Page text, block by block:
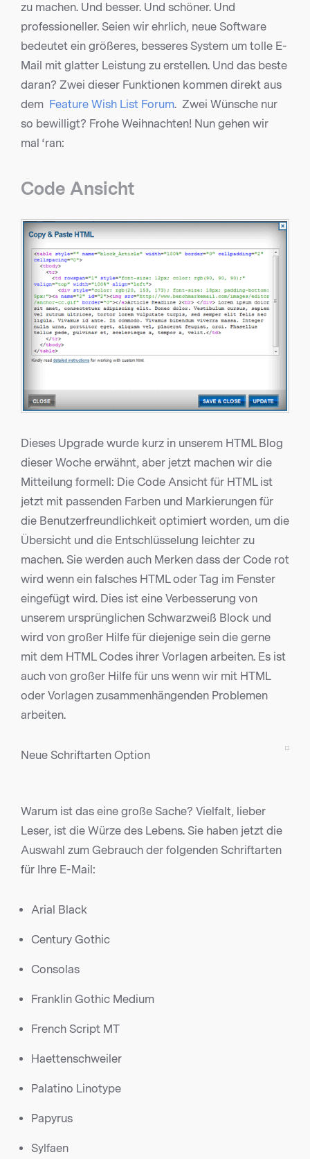
zu machen. Und besser. Und schöner. Und
professioneller. Seien wir ehrlich, neue Software
bedeutet ein größeres, besseres System um tolle E-
Mail mit glatter Leistung zu erstellen. Und das beste
daran? Zwei dieser Funktionen kommen direkt aus
dem Feature Wish List Forum. Zwei Wünsche nur
so bewilligt? Frohe Weihnachten! Nun gehen wir
mal ‘ran:
Code Ansicht
Dieses Upgrade wurde kurz in unserem HTML Blog
dieser Woche erwähnt, aber jetzt machen wir die
Mitteilung formell: Die Code Ansicht für HTML ist
jetzt mit passenden Farben und Markierungen für
die Benutzerfreundlichkeit optimiert worden, um die
Übersicht und die Entschlüsselung leichter zu
machen. Sie werden auch Merken dass der Code rot
wird wenn ein falsches HTML oder Tag im Fenster
eingefügt wird. Dies ist eine Verbesserung von
unserem ursprünglichen Schwarzweiß Block und
wird von großer Hilfe für diejenige sein die gerne
mit dem HTML Codes ihrer Vorlagen arbeiten. Es ist
auch von großer Hilfe für uns wenn wir mit HTML
oder Vorlagen zusammenhängenden Problemen
arbeiten.
Neue Schriftarten Option
Warum ist das eine große Sache? Vielfalt, lieber
Leser, ist die Würze des Lebens. Sie haben jetzt die
Auswahl zum Gebrauch der folgenden Schriftarten
für Ihre E-Mail:
Arial Black
Century Gothic
Consolas
Franklin Gothic Medium
French Script MT
Haettenschweiler
Palatino Linotype
Papyrus
Sylfaen